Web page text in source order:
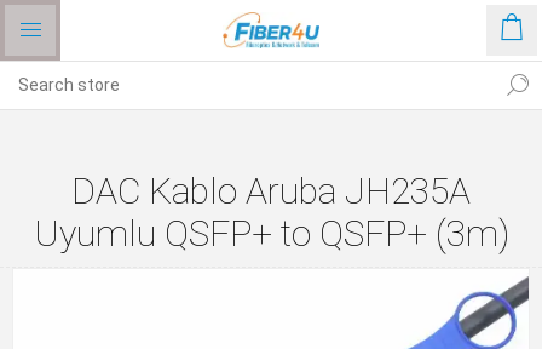
DAC Kablo Aruba JH235A
Uyumlu QSFP+ to QSFP+ (3m)